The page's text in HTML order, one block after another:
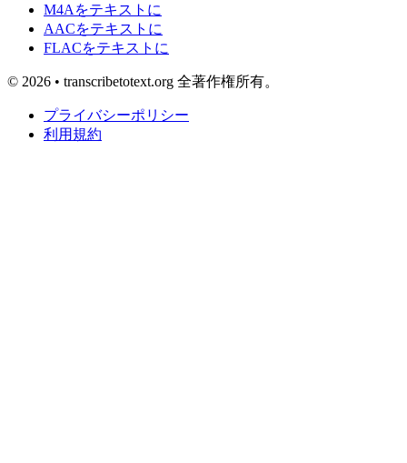
M4Aをテキストに
AACをテキストに
FLACをテキストに
© 2026 • transcribetotext.org 全著作権所有。
プライバシーポリシー
利用規約